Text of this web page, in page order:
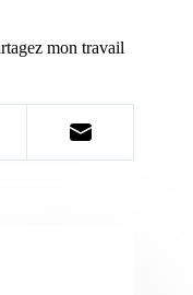
mon travail